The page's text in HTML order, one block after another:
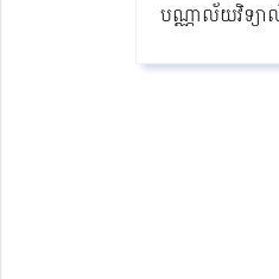
បណ្ណាល័យវិទ្យាល័